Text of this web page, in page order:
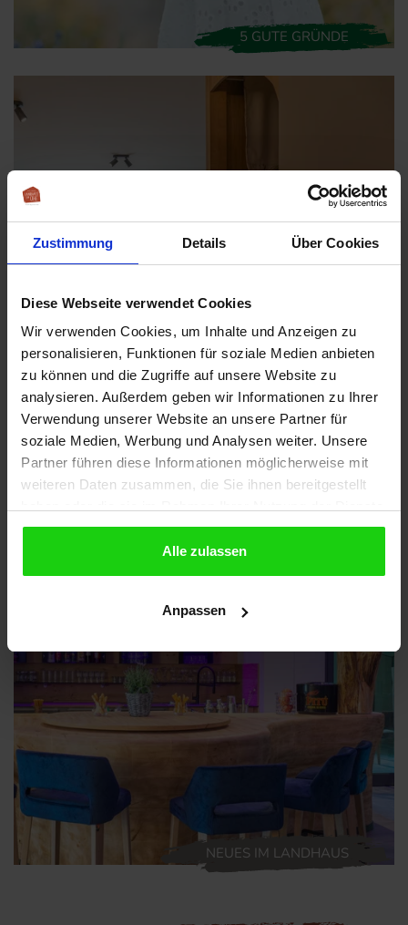
Zustimmung Details Über Cookies
Diese Webseite verwendet Cookies
Wir verwenden Cookies, um Inhalte und Anzeigen zu
personalisieren, Funktionen für soziale Medien anbieten
zu können und die Zugriffe auf unsere Website zu
analysieren. Außerdem geben wir Informationen zu Ihrer
Verwendung unserer Website an unsere Partner für
soziale Medien, Werbung und Analysen weiter. Unsere
Partner führen diese Informationen möglicherweise mit
weiteren Daten zusammen, die Sie ihnen bereitgestellt
gesammelt haben.
Alle zulassen
Anpassen
5 GUTE GRÜNDE
BILDERGALERIE
NEUES IM LANDHAUS